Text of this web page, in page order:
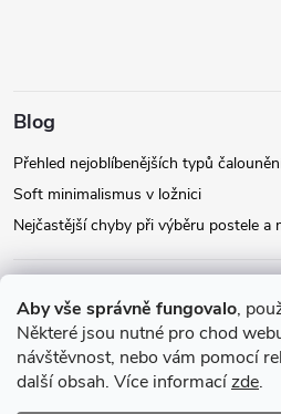
Aby vše správně fungovalo,
Některé jsou nutné pro chod
návštěvnost, nebo vám pomocí
další obsah. Více informacízde.
Blog
Přehled nejoblíbenějších typů
Soft minimalismus v ložnici
Nejčastější chyby při výběru postele a
Instagram